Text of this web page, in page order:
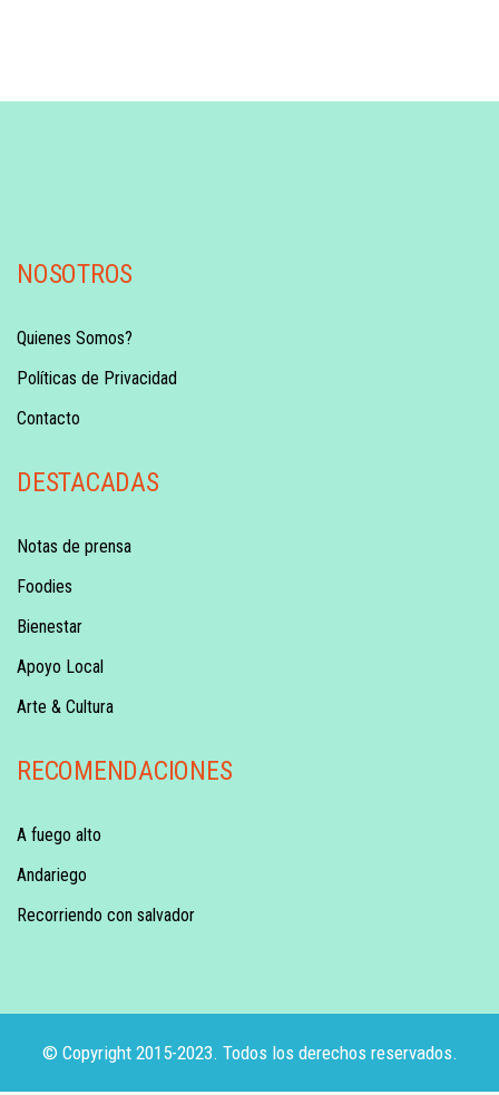
NOSOTROS
Quienes Somos?
Políticas de Privacidad
Contacto
DESTACADAS
Notas de prensa
Foodies
Bienestar
Apoyo Local
Arte & Cultura
RECOMENDACIONES
A fuego alto
Andariego
Recorriendo con salvador
© Copyright 2015-2023. Todos los derechos reservados.